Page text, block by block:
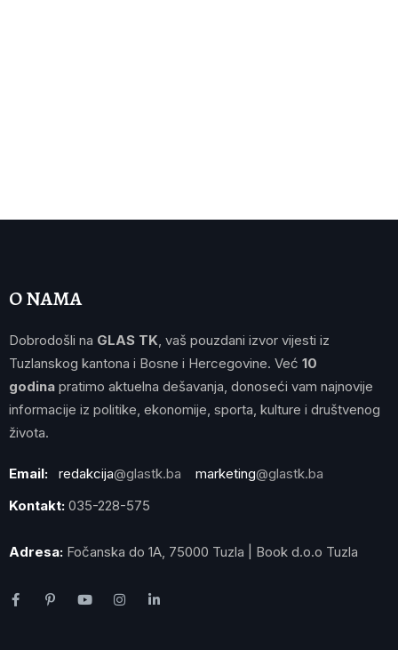
O NAMA
Dobrodošli na GLAS TK , vaš pouzdani izvor vijesti iz
Tuzlanskog kantona i Bosne i Hercegovine. Već 10
godina pratimo aktuelna dešavanja, donoseći vam najnovije
informacije iz politike, ekonomije, sporta, kulture i društvenog
života.
Email: redakcija@glastk.ba marketing@glastk.ba
Kontakt: 035-228-575
Adresa: Fočanska do 1A, 75000 Tuzla | Book d.o.o Tuzla